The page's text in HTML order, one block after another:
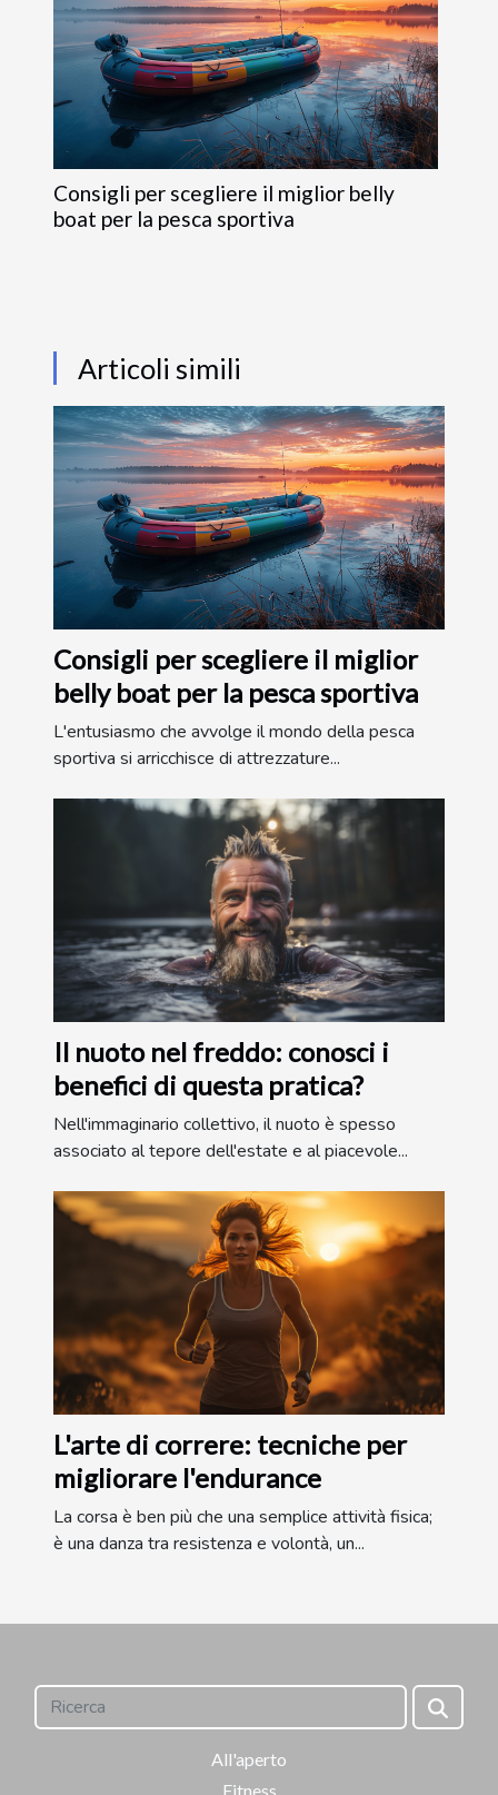
Consigli per scegliere il miglior belly
boat per la pesca sportiva
Articoli simili
Consigli per scegliere il miglior
belly boat per la pesca sportiva
L'entusiasmo che avvolge il mondo della pesca
sportiva si arricchisce di attrezzature...
Il nuoto nel freddo: conosci i
benefici di questa pratica?
Nell'immaginario collettivo, il nuoto è spesso
associato al tepore dell'estate e al piacevole...
L'arte di correre: tecniche per
migliorare l'endurance
La corsa è ben più che una semplice attività fisica;
è una danza tra resistenza e volontà, un...
All'aperto
Fitness